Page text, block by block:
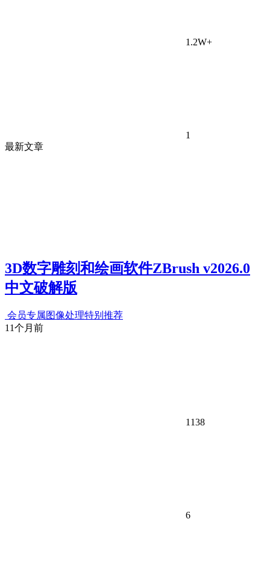
1.2W+
1
最新文章
3D数字雕刻和绘画软件ZBrush v2026.0
中文破解版
会员专属图像处理特别推荐
11个月前
1138
6